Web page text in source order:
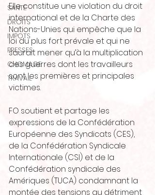
SANTE
DROITS
IMPOTS
PRESSES
CHOMAGE
TRAVAIL
Elle constitue une violation du droit
international et de la Charte des
Nations-Unies qui empêche que la
loi du plus fort prévale et qui ne
saurait mener qu’à la multiplication
des guerres dont les travailleurs
sont les premières et principales
victimes.
FO soutient et partage les
expressions de la Confédération
Européenne des Syndicats (CES),
de la Confédération Syndicale
Internationale (CSI) et de la
Confédération syndicale des
Amériques (TUCA) condamnant la
montée des tensions au détriment